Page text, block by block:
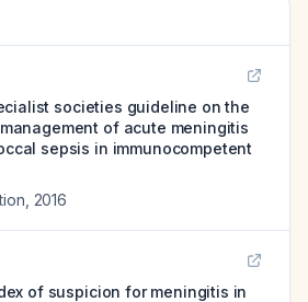
societies guideline on the
of acute meningitis
sepsis in immunocompetent
2016
of suspicion for meningitis in